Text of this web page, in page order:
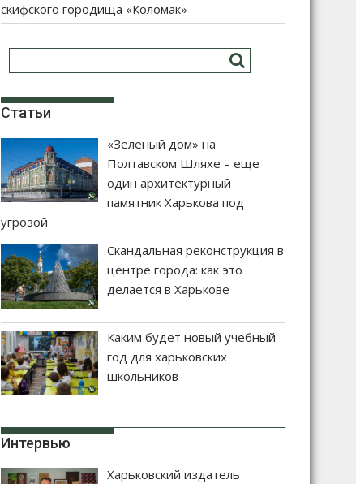
скифского городища «Коломак»
Статьи
«Зеленый дом» на
Полтавском Шляхе – еще
один архитектурный
памятник Харькова под
угрозой
Скандальная реконструкция в
центре города: как это
делается в Харькове
Каким будет новый учебный
год для харьковских
школьников
Интервью
Харьковский издатель